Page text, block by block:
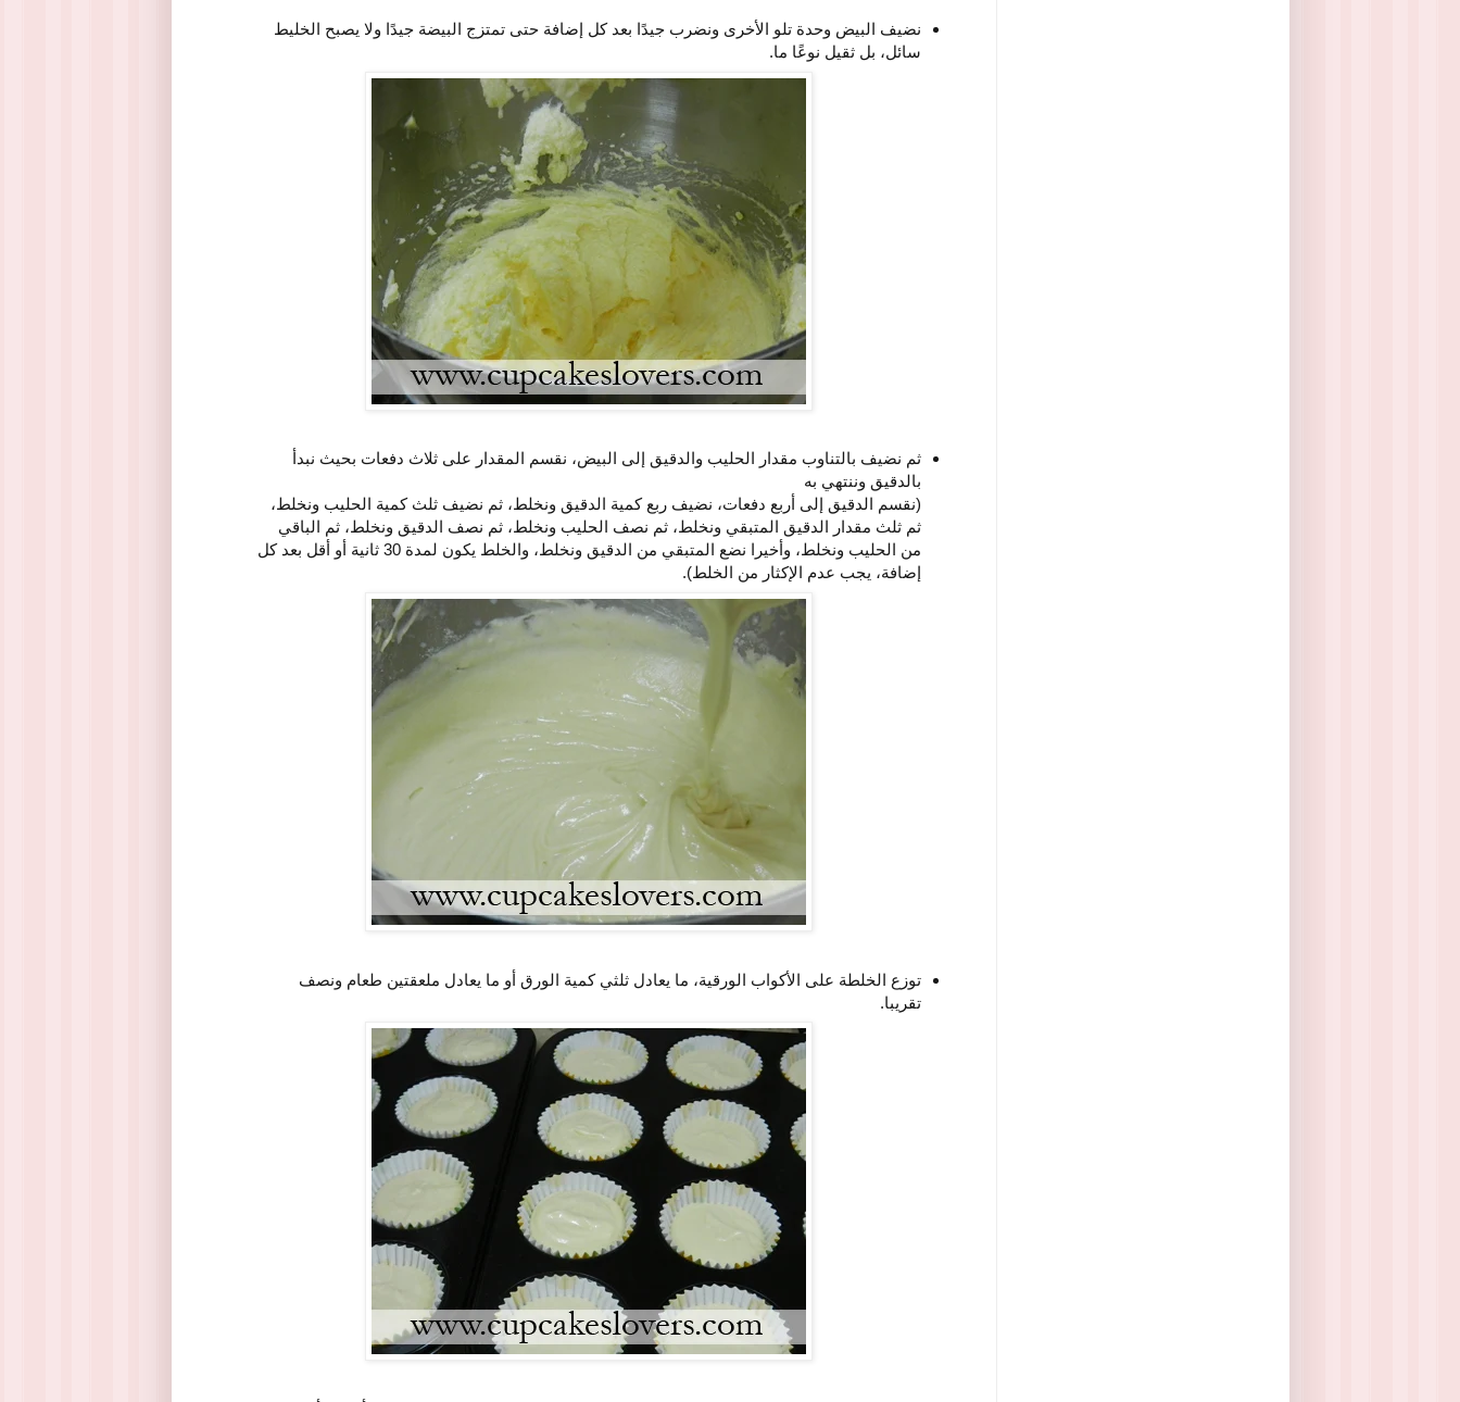
نضيف البيض وحدة تلو الأخرى ونضرب جيدًا بعد كل إضافة حتى تمتزج البيضة جيدًا ولا يصبح الخليط
سائل، بل ثقيل نوعًا ما.
ثم نضيف بالتناوب مقدار الحليب والدقيق إلى البيض، نقسم المقدار على ثلاث دفعات بحيث نبدأ
بالدقيق وننتهي به
(نقسم الدقيق إلى أربع دفعات، نضيف ربع كمية الدقيق ونخلط، ثم نضيف ثلث كمية الحليب ونخلط،
ثم ثلث مقدار الدقيق المتبقي ونخلط، ثم نصف الحليب ونخلط، ثم نصف الدقيق ونخلط، ثم الباقي
من الحليب ونخلط، وأخيرا نضع المتبقي من الدقيق ونخلط، والخلط يكون لمدة 30 ثانية أو أقل بعد كل
إضافة، يجب عدم الإكثار من الخلط).
توزع الخلطة على الأكواب الورقية، ما يعادل ثلثي كمية الورق أو ما يعادل ملعقتين طعام ونصف
تقريبا.